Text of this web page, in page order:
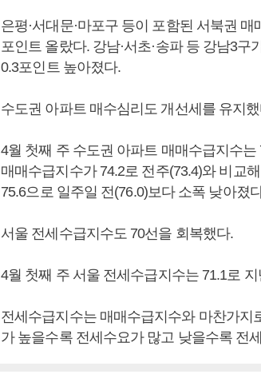
은평·서대문·마포구 등이 포함된 서북권
포인트 올랐다. 강남·서초·송파 등 강남3
0.3포인트 높아졌다.
수도권 아파트 매수심리도 개선세를 유지
4월 첫째 주 수도권 아파트 매매수급지수
매매수급지수가 74.2로 전주(73.4)와 비교
75.6으로 일주일 전(76.0)보다 소폭 낮아졌
서울 전세수급지수도 70선을 회복했다.
4월 첫째 주 서울 전세수급지수는 71.1로
전세수급지수는 매매수급지수와 마찬가지
가 높을수록 전세수요가 많고 낮을수록 전